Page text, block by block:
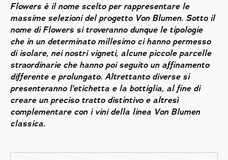
Flowers è il nome scelto per rappresentare le
massime selezioni del progetto Von Blumen. Sotto il
nome di Flowers si troveranno dunque le tipologie
che in un determinato millesimo ci hanno permesso
di isolare, nei nostri vigneti, alcune piccole parcelle
straordinarie che hanno poi seguito un affinamento
differente e prolungato. Altrettanto diverse si
presenteranno l'etichetta e la bottiglia, al fine di
creare un preciso tratto distintivo e altresì
complementare con i vini della linea Von Blumen
classica.